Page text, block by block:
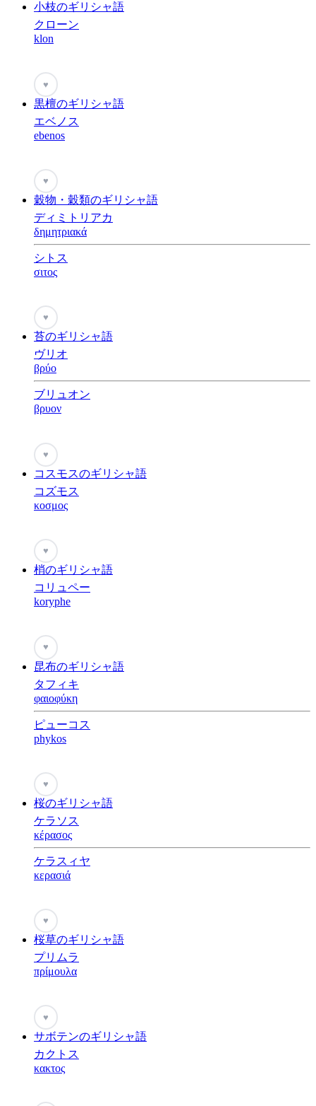
小枝のギリシャ語
クローン
klon
♥
黒檀のギリシャ語
エベノス
ebenos
♥
穀物・穀類のギリシャ語
ディミトリアカ
δημητριακά
シトス
σιτος
♥
苔のギリシャ語
ヴリオ
βρύο
ブリュオン
βρυον
♥
コスモスのギリシャ語
コズモス
κοσμος
♥
梢のギリシャ語
コリュペー
koryphe
♥
昆布のギリシャ語
タフィキ
φαιοφύκη
ピューコス
phykos
♥
桜のギリシャ語
ケラソス
κέρασος
ケラスィヤ
κερασιά
♥
桜草のギリシャ語
プリムラ
πρίμουλα
♥
サボテンのギリシャ語
カクトス
κακτος